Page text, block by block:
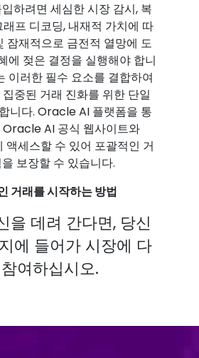
하려면 세심한 시장 감시, 복
프 디코딩, 내재적 가치에 따
잠재적으로 금전적 열망에 도
에 젖은 결정을 실행해야 합니
이러한 필수 요소를 결합하여
중된 거래 진화를 위한 단일
니다. Oracle AI 플랫폼을 통
Oracle AI 공식 웹사이트와
세스할 수 있어 포괄적인 거
보장할 수 있습니다.
거래를 시작하는 방법
을 데려 간다면, 당신
에 들어가 시장에 다
여하십시오.